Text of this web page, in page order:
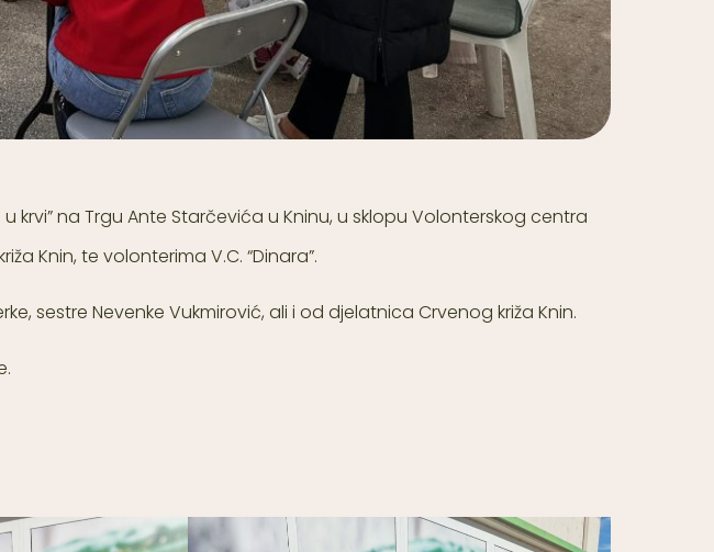
krvi” na Trgu Ante Starčevića u Kninu, u sklopu Volonterskog centra
Knin, te volonterima V.C. “Dinara”.
sestre Nevenke Vukmirović, ali i od djelatnica Crvenog križa Knin.